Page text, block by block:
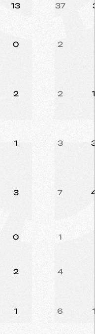
13 37
0 2
2 2
1 3
3 7
0 1
2 4
1 6